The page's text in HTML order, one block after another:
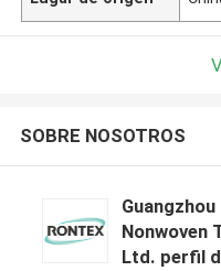
SOBRE NOSOTROS
Nonwoven
Ltd. perfil